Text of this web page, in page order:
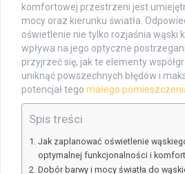
komfortowej przestrzeni jest
mocy oraz kierunku światła.
oświetlenie nie tylko rozjaśnia wąski
wpływa na jego optyczne
przyjrzeć się, jak te elementy
uniknąć powszechnych błędów i
potencjał tego małego
Spis treści
Jak zaplanować oświetlenie
optymalnej funkcjonalności i
Dobór barwy i mocy światła do